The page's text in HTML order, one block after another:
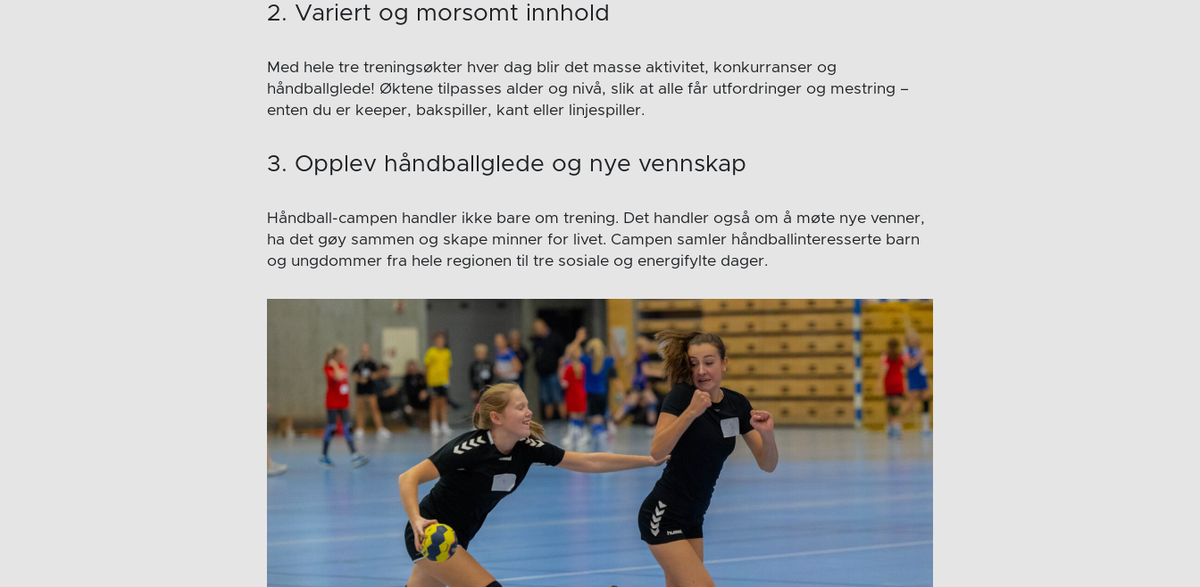
2. Variert og morsomt innhold
Med hele tre treningsøkter hver dag blir det masse aktivitet, konkurranser og
håndballglede! Øktene tilpasses alder og nivå, slik at alle får utfordringer og mestring –
enten du er keeper, bakspiller, kant eller linjespiller.
3. Opplev håndballglede og nye vennskap
Håndball-campen handler ikke bare om trening. Det handler også om å møte nye venner,
ha det gøy sammen og skape minner for livet. Campen samler håndballinteresserte barn
og ungdommer fra hele regionen til tre sosiale og energifylte dager.